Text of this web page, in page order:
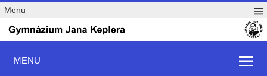
Menu
MENU